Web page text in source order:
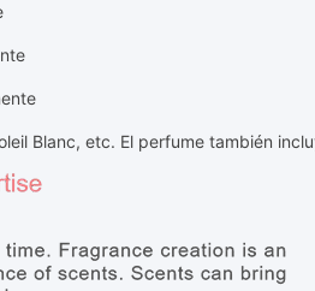
Blanc, etc. El perfume también